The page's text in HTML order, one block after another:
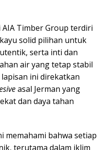
Timber Group terdiri
solid pilihan untuk
serta inti dan
air yang tetap stabil
ini direkatkan
asal Jerman yang
dan daya tahan
memahami bahwa setiap
terutama dalam iklim